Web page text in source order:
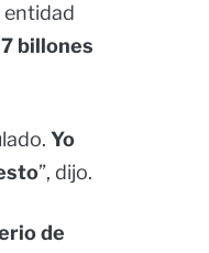
entidad
billones
Yo
”, dijo.
de